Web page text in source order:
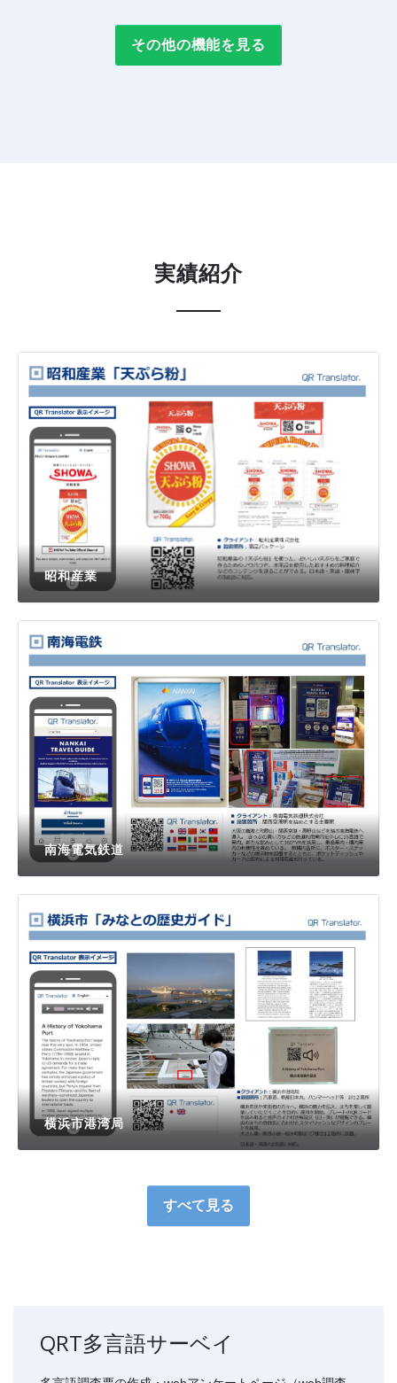
その他の機能を見る
実績紹介
昭和産業
南海電気鉄道
横浜市港湾局
すべて見る
QRT多言語サーベイ